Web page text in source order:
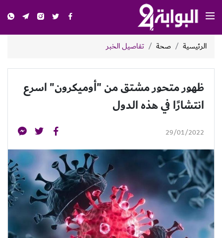
الرئيسية صحة تفاصيل الخبر
ظهور متحور مشتق من "أوميكرون" اسرع
انتشارًا في هذه الدول
29/01/2022